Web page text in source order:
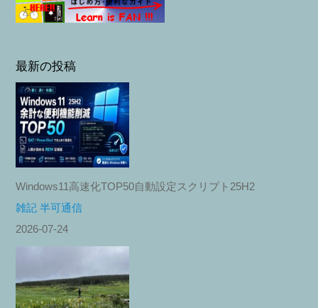
最新の投稿
Windows11高速化TOP50自動設定スクリプト25H2
雑記 半可通信
2026-07-24